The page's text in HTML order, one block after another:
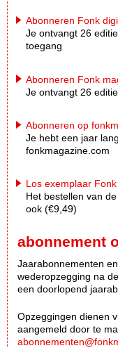
Abonneren Fonk
Je ontvangt 26
toegang
Abonneren Fonk
Je ontvangt 26
Abonneren op
Je hebt een jaar
fonkmagazine.com
Los exemplaar
Het bestellen van
ook (€9,49)
abonnement
Jaarabonnementen
wederopzegging na
een doorlopend
Opzeggingen dienen
aangemeld door te